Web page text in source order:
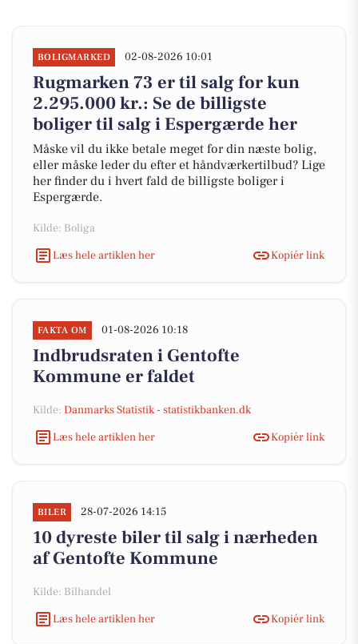
BOLIGMARKED 02-08-2026 10:01
Rugmarken 73 er til salg for kun
2.295.000 kr.: Se de billigste
boliger til salg i Espergærde her
Måske vil du ikke betale meget for din næste bolig,
eller måske leder du efter et håndværkertilbud? Lige
her finder du i hvert fald de billigste boliger i
Espergærde.
Kilde: Boliga
Læs hele artiklen her
Kopiér link
FAKTA OM 01-08-2026 10:18
Indbrudsraten i Gentofte
Kommune er faldet
Kilde: Danmarks Statistik - statistikbanken.dk
Læs hele artiklen her
Kopiér link
BILER 28-07-2026 14:15
10 dyreste biler til salg i nærheden
af Gentofte Kommune
Kilde: Bilhandel
Læs hele artiklen her
Kopiér link